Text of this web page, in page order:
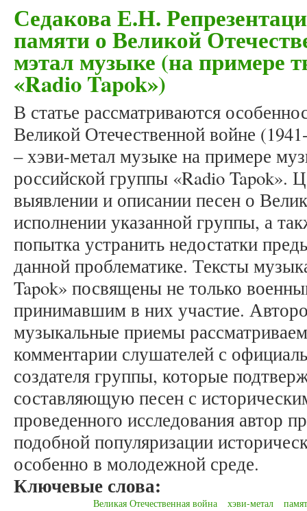
Седакова Е.Н.
памяти о Великой
мэтал музыке (на примере
«Radio Tapok»)
В статье рассматриваются
Великой Отечественной войне
– хэви-метал музыке на примере
российской группы «Radio Tapok».
выявлении и описании песен о
исполнении указанной группы, а
попытка устранить недостатки
данной проблематике. Тексты
Tapok» посвящены не только
принимавшим в них участие.
музыкальные приемы
комментарии слушателей с
создателя группы, которые
составляющую песен с
проведенного исследования автор
подобной популяризации
особенно в молодежной среде.
Ключевые слова:
Великая Отечественная война хэви-метал